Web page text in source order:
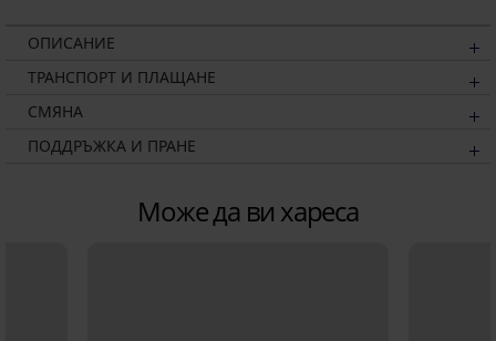
ОПИСАНИЕ
ТРАНСПОРТ И ПЛАЩАНЕ
СМЯНА
ПОДДРЪЖКА И ПРАНЕ
Може да ви хареса